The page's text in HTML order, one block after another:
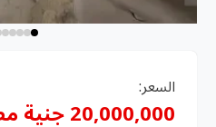
السعر:
20,000,000 جنية مصرى